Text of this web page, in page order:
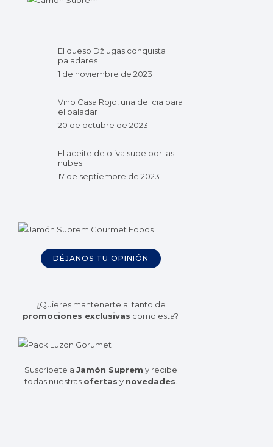
El queso Džiugas conquista
paladares
1 de noviembre de 2023
Vino Casa Rojo, una delicia para
el paladar
20 de octubre de 2023
El aceite de oliva sube por las
nubes
17 de septiembre de 2023
DÉJANOS TU OPINIÓN
¿Quieres mantenerte al tanto de
promociones exclusivas como esta?
Suscríbete a Jamón Suprem y recibe
todas nuestras ofertas y novedades